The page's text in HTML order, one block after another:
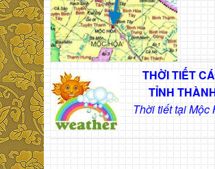
THỜI TIẾT
TỈNH
Thời tiết tại Mộc